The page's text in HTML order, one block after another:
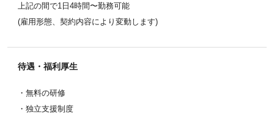
上記の間で1日4時間〜勤務可能
(雇用形態、契約内容により変動します)
待遇・福利厚生
・無料の研修
・独立支援制度